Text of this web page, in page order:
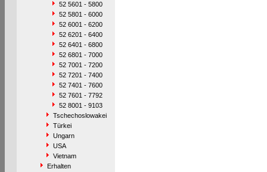
52 5601 - 5800
52 5801 - 6000
52 6001 - 6200
52 6201 - 6400
52 6401 - 6800
52 6801 - 7000
52 7001 - 7200
52 7201 - 7400
52 7401 - 7600
52 7601 - 7792
52 8001 - 9103
Tschechoslowakei
Türkei
Ungarn
USA
Vietnam
Erhalten